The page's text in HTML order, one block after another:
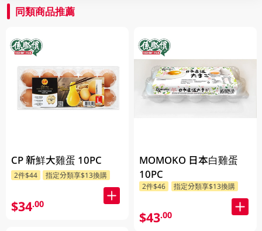
同類商品推薦
CP 新鮮大雞蛋 10PC
2件$44 指定分類享$13換購
$34.00
MOMOKO 日本白雞蛋
10PC
2件$46 指定分類享$13換購
$43.00